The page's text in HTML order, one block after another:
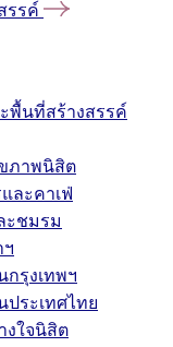
รรค์
พื้นที่สร้างสรรค์
ภาพนิสิต
ละคาเฟ่
ะชมรม
ฯ
กรุงเทพฯ
ประเทศไทย
งใจนิสิต